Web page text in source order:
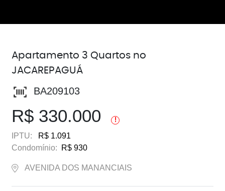
Apartamento 3 Quartos no
JACAREPAGUÁ
BA209103
R$ 330.000 !
IPTU:
R$ 1.091
Condomínio:
R$ 930
AVENIDA DOS MANANCIAIS